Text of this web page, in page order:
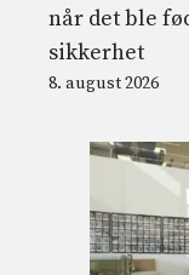
når det ble
sikkerhet
8. august 2026